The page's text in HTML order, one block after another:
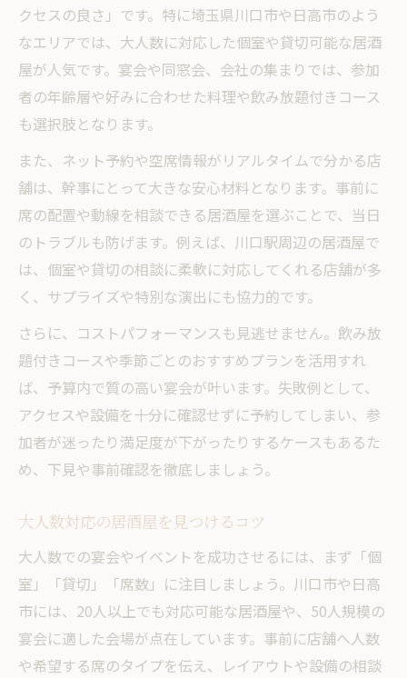
個室や貸切で充実宴会が実現できる方法
居酒屋の個室利用で叶える快適宴会
貸切対応居酒屋で特別なイベント演出
人数や目的別に適した居酒屋個室の選び方
サプライズ演出に最適な居酒屋活用法
ゆったり過ごせる居酒屋の個室活用術
川口市周辺イベントに最適な居酒屋利用法
川口市周辺で居酒屋が選ばれる理由
イベント向け居酒屋の上手な活用方法
アクセス重視で選ぶ川口市の居酒屋術
居酒屋で新年会や忘年会を成功させる秘訣
二次会にも便利な居酒屋選定のコツ
幹事必見！宴会運営のコツと居酒屋活用術
幹事が知るべき居酒屋予約のポイント
宴会進行を円滑にする居酒屋活用アイデア
席配置で工夫する居酒屋宴会の演出
大人数でも安心の居酒屋イベント実践ポイント
大人数対応の居酒屋で失敗しないコツ
20人以上宴会に最適な居酒屋の秘訣
広々空間で楽しむ居酒屋イベント活用法
クセスの良さ」です。特に埼玉県川口市や日高市のよう
なエリアでは、大人数に対応した個室や貸切可能な居酒
屋が人気です。宴会や同窓会、会社の集まりでは、参加
者の年齢層や好みに合わせた料理や飲み放題付きコース
も選択肢となります。
また、ネット予約や空席情報がリアルタイムで分かる店
舗は、幹事にとって大きな安心材料となります。事前に
席の配置や動線を相談できる居酒屋を選ぶことで、当日
のトラブルも防げます。例えば、川口駅周辺の居酒屋で
は、個室や貸切の相談に柔軟に対応してくれる店舗が多
く、サプライズや特別な演出にも協力的です。
さらに、コストパフォーマンスも見逃せません。飲み放
題付きコースや季節ごとのおすすめプランを活用すれ
ば、予算内で質の高い宴会が叶います。失敗例として、
アクセスや設備を十分に確認せずに予約してしまい、参
加者が迷ったり満足度が下がったりするケースもあるた
め、下見や事前確認を徹底しましょう。
大人数対応の居酒屋を見つけるコツ
大人数での宴会やイベントを成功させるには、まず「個
室」「貸切」「席数」に注目しましょう。川口市や日高
市には、20人以上でも対応可能な居酒屋や、50人規模の
宴会に適した会場が点在しています。事前に店舗へ人数
や希望する席のタイプを伝え、レイアウトや設備の相談